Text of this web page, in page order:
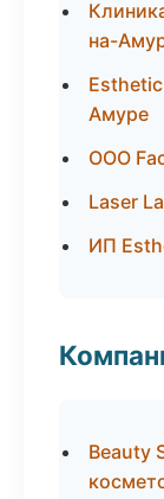
на-
Амуре
ООО
Laser
ИП
Beauty